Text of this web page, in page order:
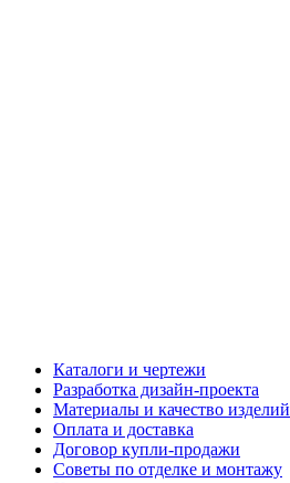
Каталоги и чертежи
Разработка дизайн-проекта
Материалы и качество изделий
Оплата и доставка
Договор купли-продажи
Советы по отделке и монтажу